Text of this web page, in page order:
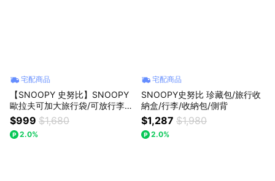
宅配商品
【SNOOPY 史努比】SNOOPY
歐拉夫可加大旅行袋/可放行李箱
上
$999 $1,680
2.0%
宅配商品
SNOOPY史努比 珍藏包/旅行收
納盒/行李/收納包/側背
$1,287 $1,980
2.0%